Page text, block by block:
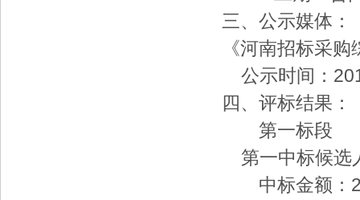
三、公示媒体：
《河南招标采
公示时间：
四、评标结果：
第一标段
第一中标候选
中标金额：